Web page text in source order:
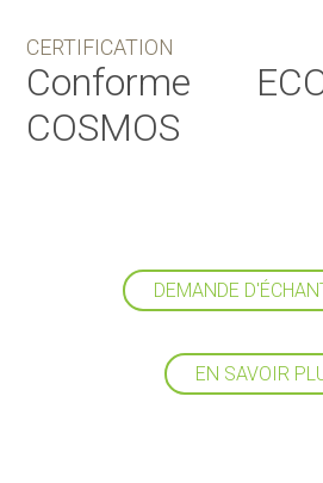
CERTIFICATION
Conforme
COSMOS
DEMANDE
EN SAVOIR